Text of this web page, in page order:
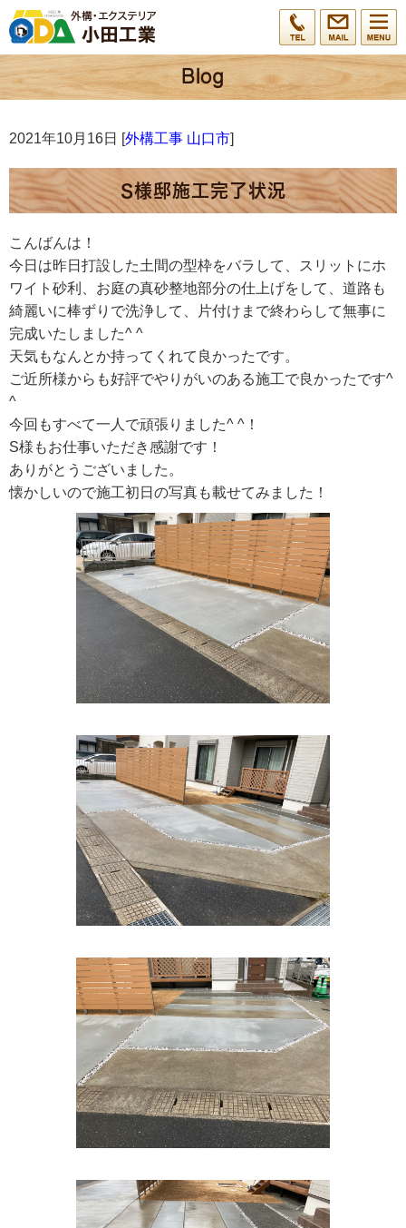
2021年10月16日 [外構工事 山口市]
S様邸施工完了状況
こんばんは！
今日は昨日打設した土間の型枠をバラして、スリットにホ
ワイト砂利、お庭の真砂整地部分の仕上げをして、道路も
綺麗いに棒ずりで洗浄して、片付けまで終わらして無事に
完成いたしました^ ^
天気もなんとか持ってくれて良かったです。
ご近所様からも好評でやりがいのある施工で良かったです^
^
今回もすべて一人で頑張りました^ ^！
S様もお仕事いただき感謝です！
ありがとうございました。
懐かしいので施工初日の写真も載せてみました！